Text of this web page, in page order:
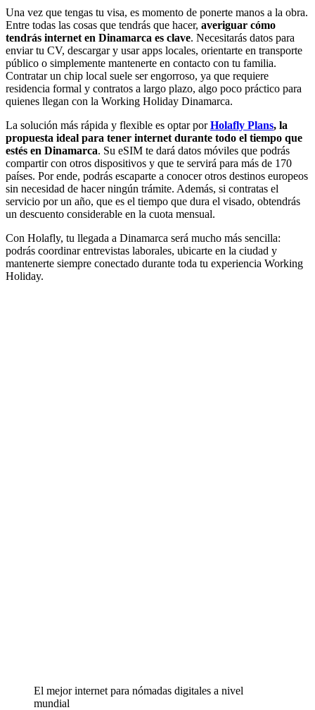
Una vez que tengas tu visa, es momento de ponerte manos a la obra.
Entre todas las cosas que tendrás que hacer, averiguar cómo
tendrás internet en Dinamarca es clave. Necesitarás datos para
enviar tu CV, descargar y usar apps locales, orientarte en transporte
público o simplemente mantenerte en contacto con tu familia.
Contratar un chip local suele ser engorroso, ya que requiere
residencia formal y contratos a largo plazo, algo poco práctico para
quienes llegan con la Working Holiday Dinamarca.
La solución más rápida y flexible es optar porHolafly Plans, la
propuesta ideal para tener internet durante todo el tiempo que
estés en Dinamarca. Su eSIM te dará datos móviles que podrás
compartir con otros dispositivos y que te servirá para más de 170
países. Por ende, podrás escaparte a conocer otros destinos europeos
sin necesidad de hacer ningún trámite. Además, si contratas el
servicio por un año, que es el tiempo que dura el visado, obtendrás
un descuento considerable en la cuota mensual.
Con Holafly, tu llegada a Dinamarca será mucho más sencilla:
podrás coordinar entrevistas laborales, ubicarte en la ciudad y
mantenerte siempre conectado durante toda tu experiencia Working
Holiday.
El mejor internet para nómadas digitales a nivel
mundial